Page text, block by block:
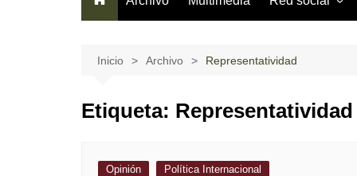
¿Cómo usarla?
Código de
Inicio Archivo Representatividad
Etiqueta: Representatividad
Opinión
Política Internacional